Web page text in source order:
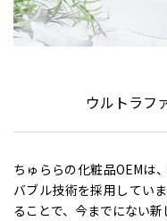
ウルトラフ
ちゅららの化粧品OEMは
バブル技術を採用してい
ることで、今までにない新